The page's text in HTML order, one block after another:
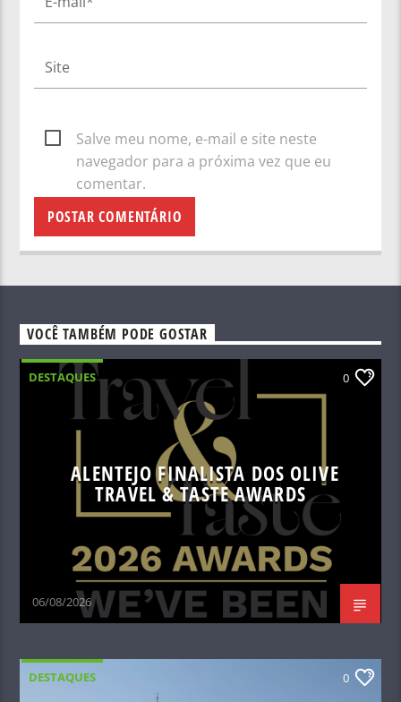
Salve meu nome, e-mail e site neste
navegador para a próxima vez que eu
comentar.
VOCÊ TAMBÉM PODE GOSTAR
DESTAQUES 0
ALENTEJO FINALISTA DOS OLIVE
TRAVEL & TASTE AWARDS
06/08/2026
DESTAQUES 0